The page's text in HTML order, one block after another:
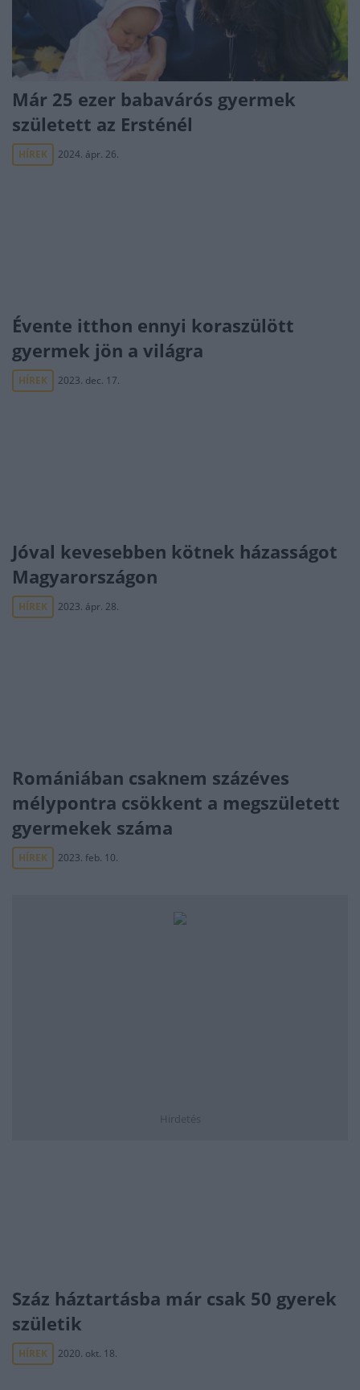
Már 25 ezer babavárós gyermek
született az Ersténél
HÍREK 2024. ápr. 26.
Évente itthon ennyi koraszülött
gyermek jön a világra
HÍREK 2023. dec. 17.
Jóval kevesebben kötnek házasságot
Magyarországon
HÍREK 2023. ápr. 28.
Romániában csaknem százéves
mélypontra csökkent a megszületett
gyermekek száma
HÍREK 2023. feb. 10.
Hirdetés
Száz háztartásba már csak 50 gyerek
születik
HÍREK 2020. okt. 18.